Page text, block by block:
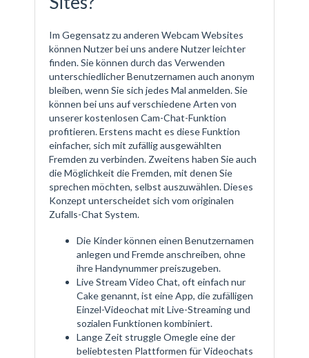
Im Gegensatz zu anderen Webcam Websites
können Nutzer bei uns andere Nutzer leichter
finden. Sie können durch das Verwenden
unterschiedlicher Benutzernamen auch anonym
bleiben, wenn Sie sich jedes Mal anmelden. Sie
können bei uns auf verschiedene Arten von
unserer kostenlosen Cam-Chat-Funktion
profitieren. Erstens macht es diese Funktion
einfacher, sich mit zufällig ausgewählten
Fremden zu verbinden. Zweitens haben Sie auch
die Möglichkeit die Fremden, mit denen Sie
sprechen möchten, selbst auszuwählen. Dieses
Konzept unterscheidet sich vom originalen
Zufalls-Chat System.
Die Kinder können einen Benutzernamen
anlegen und Fremde anschreiben, ohne
ihre Handynummer preiszugeben.
Live Stream Video Chat, oft einfach nur
Cake genannt, ist eine App, die zufälligen
Einzel-Videochat mit Live-Streaming und
sozialen Funktionen kombiniert.
Lange Zeit struggle Omegle eine der
beliebtesten Plattformen für Videochats